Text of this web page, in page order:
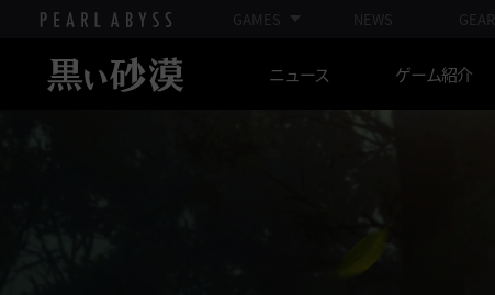
GAMES NEWS GEAR
ニュース ゲーム紹介